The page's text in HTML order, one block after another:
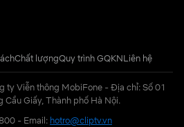
Chất lượngQuy trình GQKNLiên hệ
ty Viễn thông MobiFone - Địa chỉ: Số 01
Cầu Giấy, Thành phố Hà Nội.
- Email: hotro@cliptv.vn